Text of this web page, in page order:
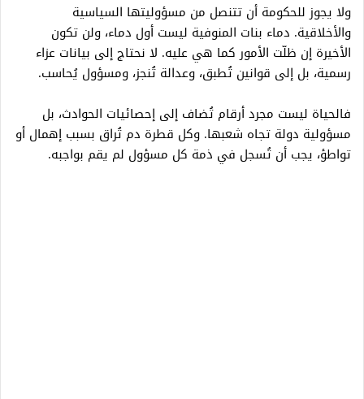
ولا يجوز للحكومة أن تتنصل من مسؤوليتها السياسية
والأخلاقية. دماء بنات المنوفية ليست أول دماء، ولن تكون
الأخيرة إن ظلّت الأمور كما هي عليه. لا نحتاج إلى بيانات عزاء
رسمية، بل إلى قوانين تُطبق، وعدالة تُنجز، ومسؤول يُحاسب.
فالحياة ليست مجرد أرقام تُضاف إلى إحصائيات الحوادث، بل
مسؤولية دولة تجاه شعبها. وكل قطرة دم تُراق بسبب إهمال أو
تواطؤ، يجب أن تُسجل في ذمة كل مسؤول لم يقم بواجبه.